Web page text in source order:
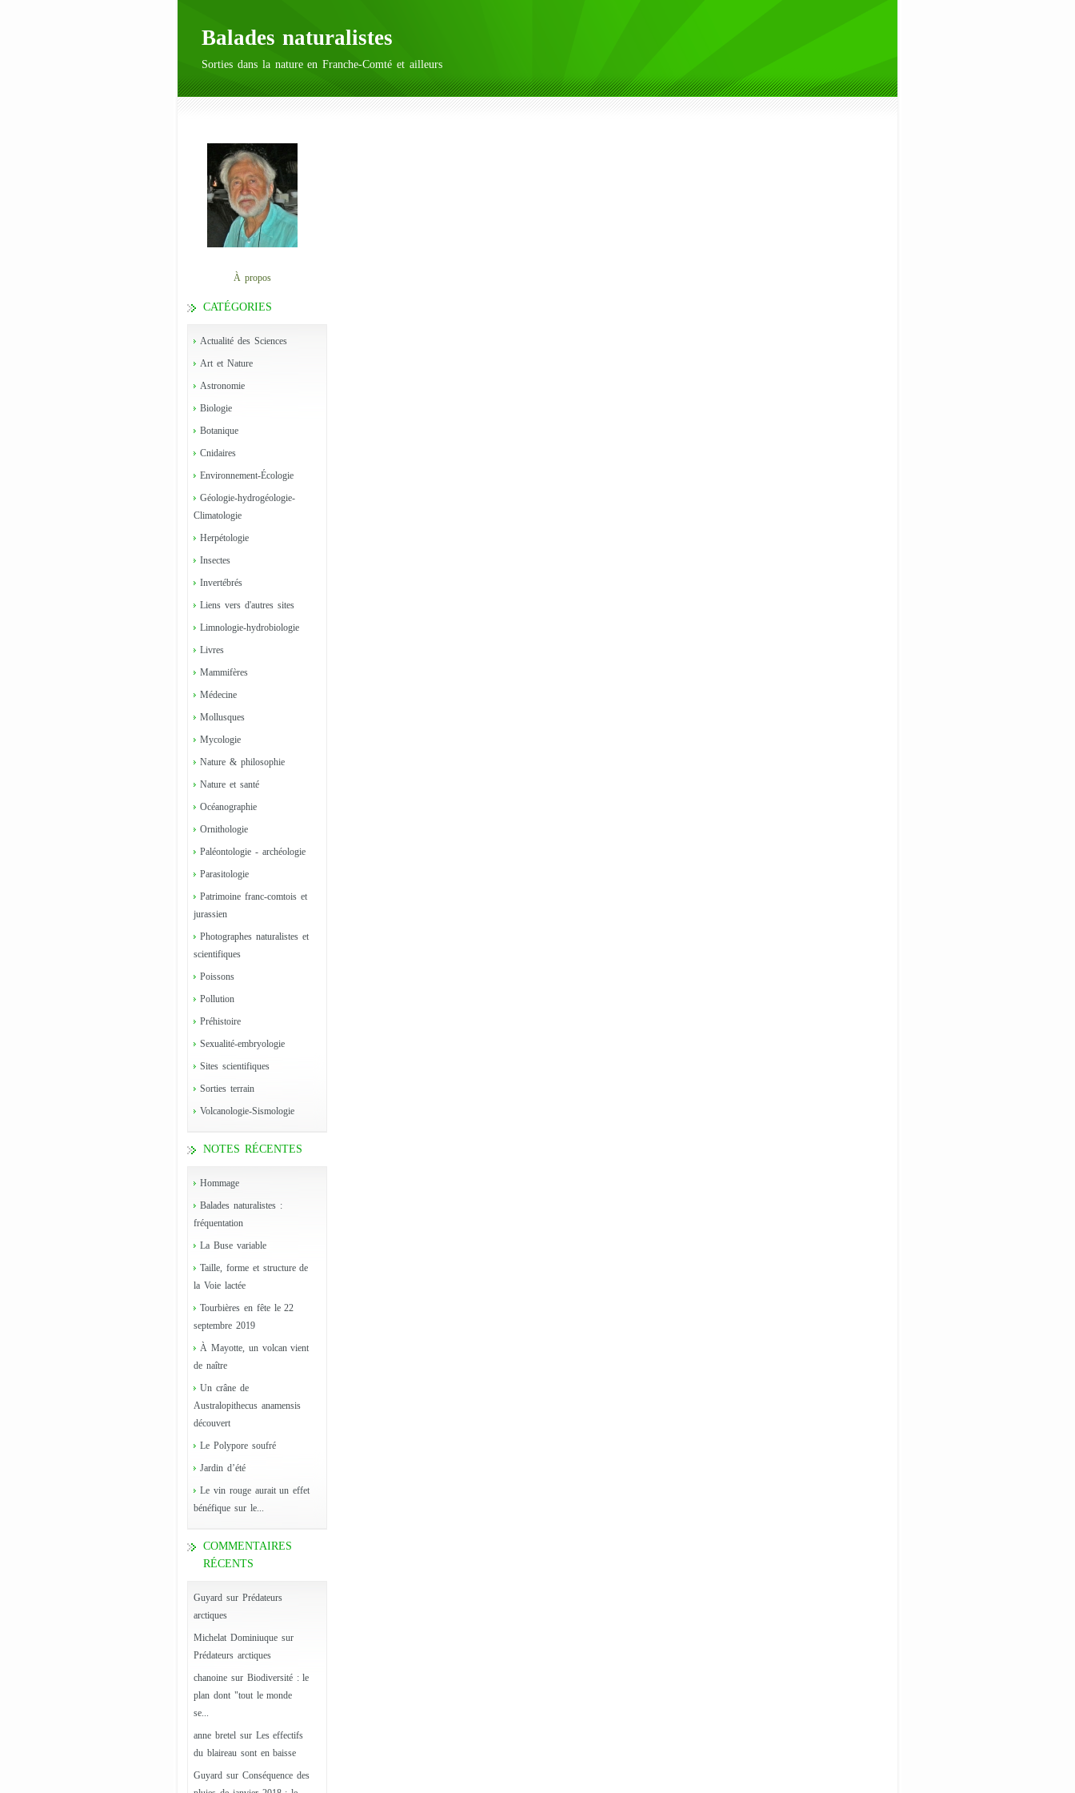
Balades naturalistes
Sorties dans la nature en Franche-Comté et ailleurs
À propos
CATÉGORIES
Actualité des Sciences
Art et Nature
Astronomie
Biologie
Botanique
Cnidaires
Environnement-Écologie
Géologie-hydrogéologie-
Climatologie
Herpétologie
Insectes
Invertébrés
Liens vers d'autres sites
Limnologie-hydrobiologie
Livres
Mammifères
Médecine
Mollusques
Mycologie
Nature & philosophie
Nature et santé
Océanographie
Ornithologie
Paléontologie - archéologie
Parasitologie
Patrimoine franc-comtois et
jurassien
Photographes naturalistes et
scientifiques
Poissons
Pollution
Préhistoire
Sexualité-embryologie
Sites scientifiques
Sorties terrain
Volcanologie-Sismologie
NOTES RÉCENTES
Hommage
Balades naturalistes :
fréquentation
La Buse variable
Taille, forme et structure de
la Voie lactée
Tourbières en fête le 22
septembre 2019
À Mayotte, un volcan vient
de naître
Un crâne de
Australopithecus anamensis
découvert
Le Polypore soufré
Jardin d’été
Le vin rouge aurait un effet
bénéfique sur le...
COMMENTAIRES
RÉCENTS
Guyard sur Prédateurs
arctiques
Michelat Dominiuquesur
Prédateurs arctiques
chanoine sur Biodiversité : le
plan dont "tout le monde
se...
anne bretelsur Les effectifs
du blaireau sont en baisse
Guyard sur Conséquence des